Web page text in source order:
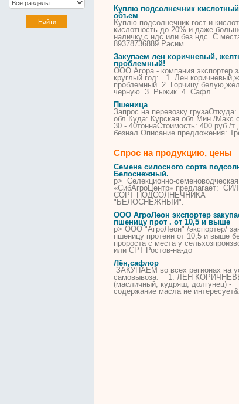
Куплю подсолнечник
объем
Куплю подсолнечник гост и
кислотность до 20% и даже
наличку,с ндс или без ндс. С
89378736889 Расим
Закупаем лен коричневый,
проблемный!
ООО Агора - компания экспортер
круглый год: 1. Лен
проблемный. 2. Горчицу
черную. 3. Рыжик. 4. Сафл
Пшеница
Запрос на перевозку грузаОткуда:
обл.Куда: Курская обл.Мин./
30 - 40тоннаСтоимость: 400 руб./т.,
безнал.Описание предложения:
Спрос на продукцию, цены
Семена силосного сорта
Белоснежный.
p> Селекционно-
«СибАгроЦентр» предлагает:
СОРТ ПОДСОЛНЕЧНИКА
"БЕЛОСНЕЖНЫЙ".
ООО АгроЛеон экспортер
пшеницу прот . от 10,5 и выше
p> ООО "АгроЛеон" /экспортер/
пшеницу протеин от 10,5 и выше
пророста с места у
или СРТ Ростов-на-до
Лён,сафлор
ЗАКУПАЕМ во всех регионах на
самовывоза: 1. ЛЕН
(масличный, кудряш, долгунец) -
содержание масла не интересует&